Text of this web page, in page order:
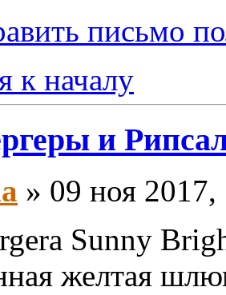
письмо
к началу
и
» 09 ноя 2017,
Sunny
желтая